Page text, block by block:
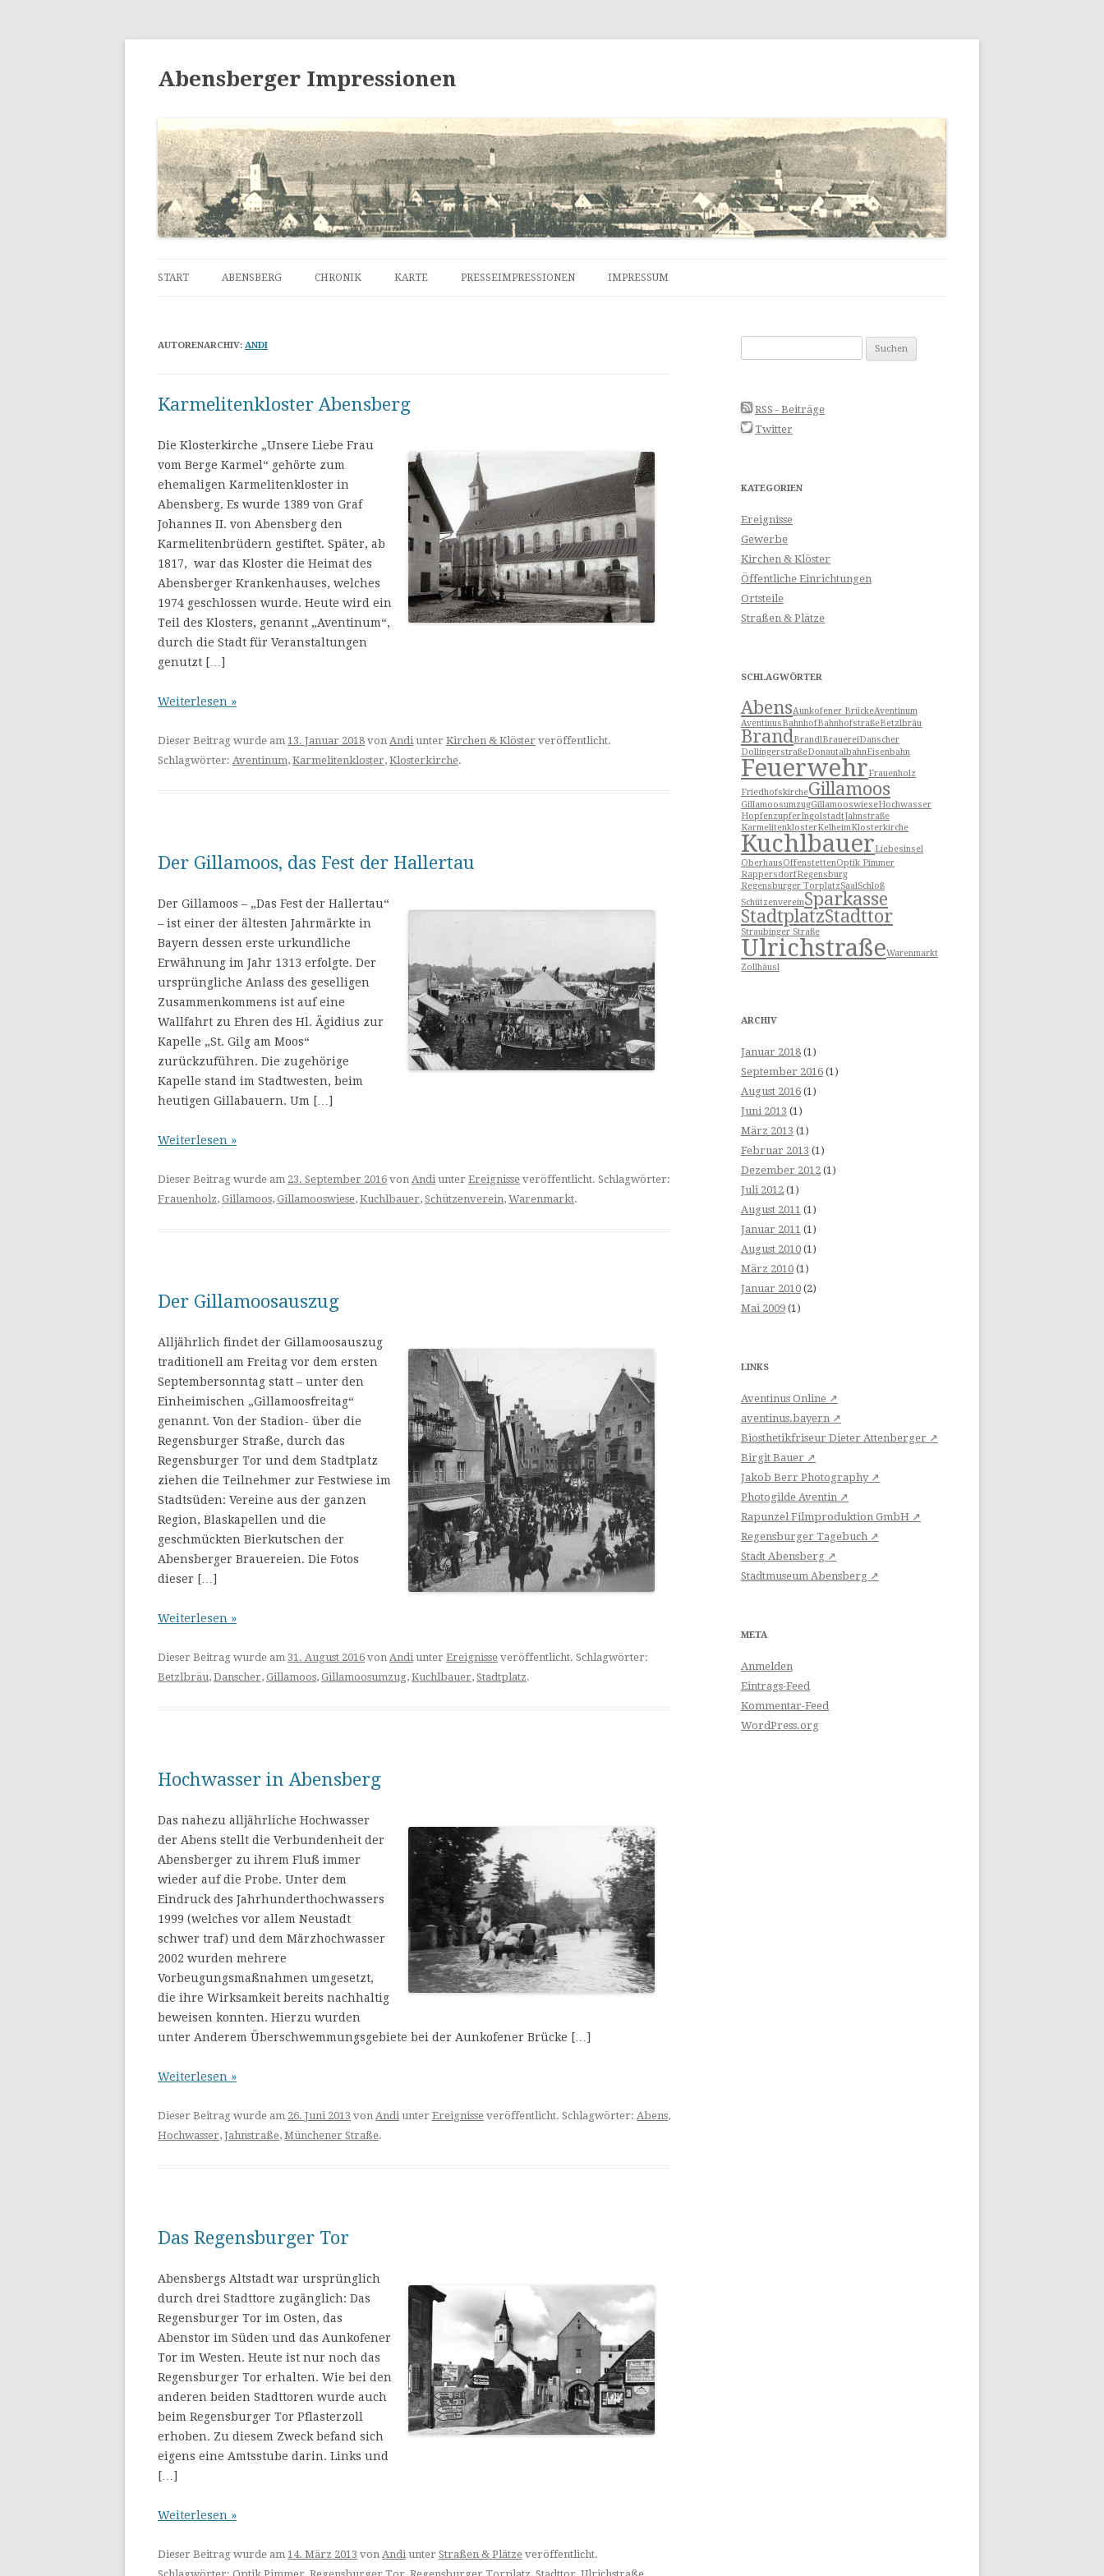
Abensberger Impressionen
Inhalt
START ABENSBERG CHRONIK KARTE PRESSEIMPRESSIONEN IMPRESSUM
AUTORENARCHIV: ANDI
Karmelitenkloster Abensberg
Die Klosterkirche „Unsere Liebe Frau
vom Berge Karmel“ gehörte zum
ehemaligen Karmelitenkloster in
Abensberg. Es wurde 1389 von Graf
Johannes II. von Abensberg den
Karmelitenbrüdern gestiftet. Später, ab
1817, war das Kloster die Heimat des
Abensberger Krankenhauses, welches
1974 geschlossen wurde. Heute wird ein
Teil des Klosters, genannt „Aventinum“,
durch die Stadt für Veranstaltungen
genutzt […]
Weiterlesen »
Dieser Beitrag wurde am 13. Januar 2018 von Andiunter Kirchen & Klöster veröffentlicht.
Schlagwörter: Aventinum, Karmelitenkloster, Klosterkirche.
Der Gillamoos, das Fest der Hallertau
Der Gillamoos – „Das Fest der Hallertau“
– ist einer der ältesten Jahrmärkte in
Bayern dessen erste urkundliche
Erwähnung im Jahr 1313 erfolgte. Der
ursprüngliche Anlass des geselligen
Zusammenkommens ist auf eine
Wallfahrt zu Ehren des Hl. Ägidius zur
Kapelle „St. Gilg am Moos“
zurückzuführen. Die zugehörige
Kapelle stand im Stadtwesten, beim
heutigen Gillabauern. Um […]
Weiterlesen »
Dieser Beitrag wurde am 23. September 2016 von Andiunter Ereignisse veröffentlicht. Schlagwörter:
Frauenholz, Gillamoos, Gillamooswiese, Kuchlbauer, Schützenverein, Warenmarkt.
Der Gillamoosauszug
Alljährlich findet der Gillamoosauszug
traditionell am Freitag vor dem ersten
Septembersonntag statt – unter den
Einheimischen „Gillamoosfreitag“
genannt. Von der Stadion- über die
Regensburger Straße, durch das
Regensburger Tor und dem Stadtplatz
ziehen die Teilnehmer zur Festwiese im
Stadtsüden: Vereine aus der ganzen
Region, Blaskapellen und die
geschmückten Bierkutschen der
Abensberger Brauereien. Die Fotos
dieser […]
Weiterlesen »
Dieser Beitrag wurde am 31. August 2016 von Andiunter Ereignisse veröffentlicht. Schlagwörter:
Betzlbräu, Danscher, Gillamoos, Gillamoosumzug, Kuchlbauer, Stadtplatz.
Hochwasser in Abensberg
Das nahezu alljährliche Hochwasser
der Abens stellt die Verbundenheit der
Abensberger zu ihrem Fluß immer
wieder auf die Probe. Unter dem
Eindruck des Jahrhunderthochwassers
1999 (welches vor allem Neustadt
schwer traf) und dem Märzhochwasser
2002 wurden mehrere
Vorbeugungsmaßnahmen umgesetzt,
die ihre Wirksamkeit bereits nachhaltig
beweisen konnten. Hierzu wurden
unter Anderem Überschwemmungsgebiete bei der Aunkofener Brücke […]
Weiterlesen »
Dieser Beitrag wurde am 26. Juni 2013 von Andiunter Ereignisse veröffentlicht. Schlagwörter: Abens,
Hochwasser, Jahnstraße, Münchener Straße.
Das Regensburger Tor
Abensbergs Altstadt war ursprünglich
durch drei Stadttore zugänglich: Das
Regensburger Tor im Osten, das
Abenstor im Süden und das Aunkofener
Tor im Westen. Heute ist nur noch das
Regensburger Tor erhalten. Wie bei den
anderen beiden Stadttoren wurde auch
beim Regensburger Tor Pflasterzoll
erhoben. Zu diesem Zweck befand sich
eigens eine Amtsstube darin. Links und
[…]
Weiterlesen »
Dieser Beitrag wurde am 14. März 2013 von Andiunter Straßen & Plätze veröffentlicht.
RSS - Beiträge
Twitter
KATEGORIEN
Ereignisse
Gewerbe
Kirchen & Klöster
Öffentliche Einrichtungen
Ortsteile
Straßen & Plätze
SCHLAGWÖRTER
AbensAunkofener BrückeAventinum
AventinusBahnhofBahnhofstraßeBetzlbräu
BrandBrandlBrauereiDanscher
DollingerstraßeDonautalbahnEisenbahn
FeuerwehrFrauenholz
FriedhofskircheGillamoos
GillamoosumzugGillamooswieseHochwasser
HopfenzupferIngolstadtJahnstraße
KarmelitenklosterKelheimKlosterkirche
KuchlbauerLiebesinsel
OberhausOffenstettenOptik Pimmer
RappersdorfRegensburg
Regensburger TorplatzSaalSchloß
SchützenvereinSparkasse
StadtplatzStadttor
Straubinger Straße
UlrichstraßeWarenmarkt
Zollhäusl
ARCHIV
Januar 2018 (1)
September 2016 (1)
August 2016 (1)
Juni 2013 (1)
März 2013 (1)
Februar 2013 (1)
Dezember 2012 (1)
Juli 2012 (1)
August 2011 (1)
Januar 2011 (1)
August 2010 (1)
März 2010 (1)
Januar 2010 (2)
Mai 2009 (1)
LINKS
Aventinus Online ↗
aventinus.bayern ↗
Biosthetikfriseur Dieter Attenberger ↗
Birgit Bauer ↗
Jakob Berr Photography ↗
Photogilde Aventin ↗
Rapunzel Filmproduktion GmbH ↗
Regensburger Tagebuch ↗
Stadt Abensberg ↗
Stadtmuseum Abensberg ↗
META
Anmelden
Eintrags-Feed
Kommentar-Feed
WordPress.org